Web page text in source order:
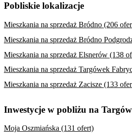
Pobliskie lokalizacje
Mieszkania na sprzedaż Bródno (206
Mieszkania na sprzedaż Bródno
Mieszkania na sprzedaż Elsnerów (138
Mieszkania na sprzedaż Targówek
Mieszkania na sprzedaż Zacisze (133
Inwestycje w pobliżu na
Moja Oszmiańska (131 ofert)